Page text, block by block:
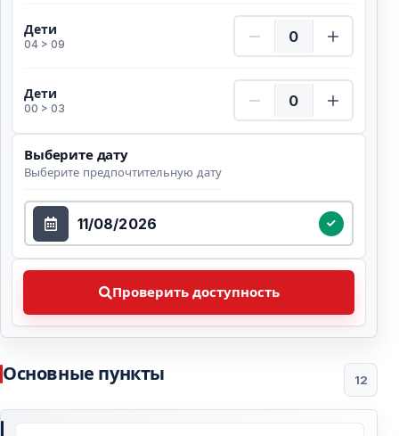
Дети
04 > 09
Дети Количество
Дети
00 > 03
Дети Количество
Выберите дату
Выберите предпочтительную дату
Выберите дату
Проверить доступность
Проверить доступность Выберите
Основные пункты 12